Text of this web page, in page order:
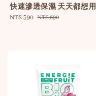
快速滲透保濕 天天都想用
Sale
NT$ 590 Regular
NT$ 690